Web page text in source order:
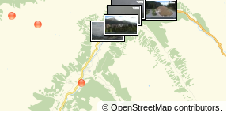
© OpenStreetMapcontributors.